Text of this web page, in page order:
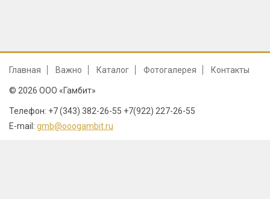
Главная Важно Каталог Фотогалерея Контакты
© 2026 ООО «Гамбит»
Телефон: +7 (343) 382-26-55 +7(922) 227-26-55
E-mail: gmb@ooogambit.ru